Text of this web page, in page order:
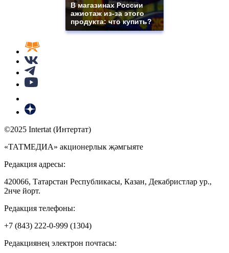
В магазинах России
ажиотаж из-за этого
продукта: что купить?
©2025 Intertat (Интертат)
«ТАТМЕДИА» акционерлык җәмгыяте
Редакция адресы:
420066, Татарстан Республикасы, Казан, Декабристлар ур.,
2нче йорт.
Редакция телефоны:
+7 (843) 222-0-999 (1304)
Редакциянең электрон почтасы: